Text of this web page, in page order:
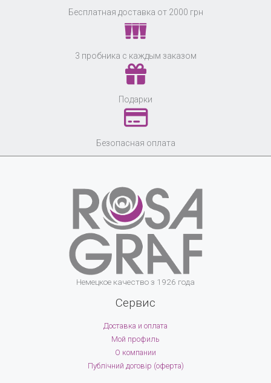
Бесплатная доставка от 2000 грн
3 пробника с каждым заказом
Подарки
Безопасная оплата
Немецкое качество з 1926 года
Сервис
Доставка и оплата
Мой профиль
О компании
Публічний договір (оферта)